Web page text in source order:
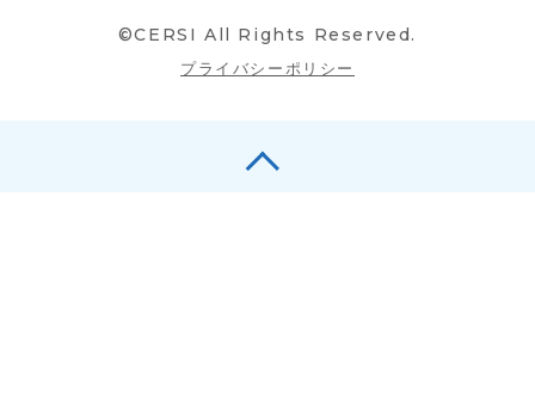
©CERSI All Rights Reserved.
プライバシーポリシー